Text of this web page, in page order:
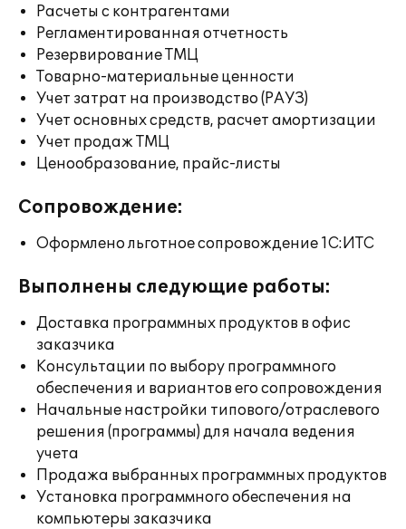
Расчеты с контрагентами
Регламентированная отчетность
Резервирование ТМЦ
Товарно-материальные ценности
Учет затрат на производство (РАУЗ)
Учет основных средств, расчет амортизации
Учет продаж ТМЦ
Ценообразование, прайс-листы
Сопровождение:
Оформлено льготное сопровождение 1С:ИТС
Выполнены следующие работы:
Доставка программных продуктов в офис
заказчика
Консультации по выбору программного
обеспечения и вариантов его сопровождения
Начальные настройки типового/отраслевого
решения (программы) для начала ведения
учета
Продажа выбранных программных продуктов
Установка программного обеспечения на
компьютеры заказчика